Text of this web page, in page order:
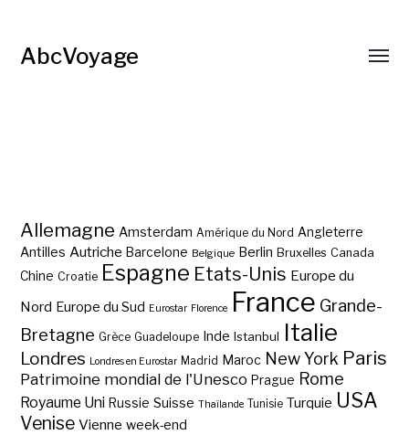
AbcVoyage
Allemagne Amsterdam Amérique du Nord Angleterre
Antilles Autriche Barcelone Belgique Berlin Bruxelles Canada
Chine Croatie Espagne Etats-Unis Europe du
Nord Europe du Sud Eurostar Florence France Grande-
Bretagne Grèce Guadeloupe Inde Istanbul Italie
Londres Londres en Eurostar Madrid Maroc New York Paris
Patrimoine mondial de l'Unesco Prague Rome
Royaume Uni Russie Suisse Thaïlande Tunisie Turquie USA
Venise Vienne week-end